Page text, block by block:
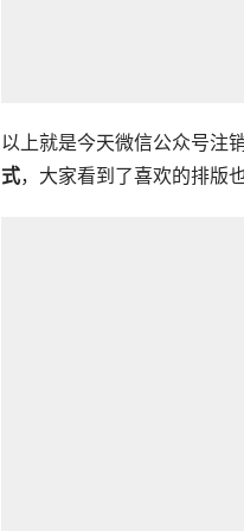
以上就是今天微信公众号注
式，大家看到了喜欢的排版